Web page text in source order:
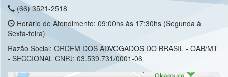
(66) 3521-2518
Horário de Atendimento: 09:00hs às 17:30hs (Segunda à
Sexta-feira)
Razão Social: ORDEM DOS ADVOGADOS DO BRASIL - OAB/MT
- SECCIONAL CNPJ: 03.539.731/0001-06